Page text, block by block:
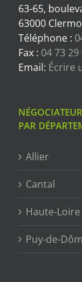
63-65,
63000
Téléphone :
Fax : 04 73 29
Email: Écrire
PAR
Allier
Cantal
Haute-Loire
Puy-de-